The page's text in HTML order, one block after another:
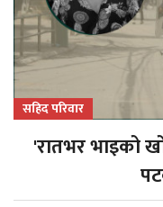
सहिद परिवार
'रातभर भाइको